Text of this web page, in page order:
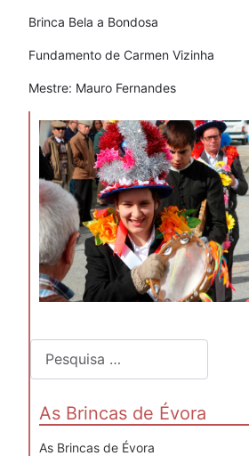
Brinca Bela a Bondosa
Fundamento de Carmen Vizinha
Mestre: Mauro Fernandes
As Brincas de Évora
As Brincas de Évora